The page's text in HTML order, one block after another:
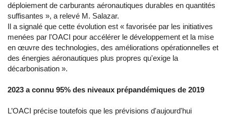
déploiement de carburants aéronautiques durables en quantités
suffisantes », a relevé M. Salazar.
Il a signalé que cette évolution est « favorisée par les initiatives
menées par l'OACI pour accélérer le développement et la mise
en œuvre des technologies, des améliorations opérationnelles et
des énergies aéronautiques plus propres qu'exige la
décarbonisation ».
2023 a connu 95% des niveaux prépandémiques de 2019
L’OACI précise toutefois que les prévisions d'aujourd'hui